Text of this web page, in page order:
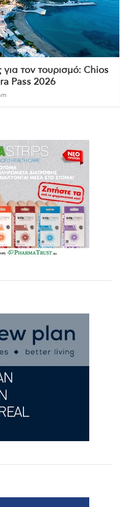
τον τουρισμό: Chios
Pass 2026